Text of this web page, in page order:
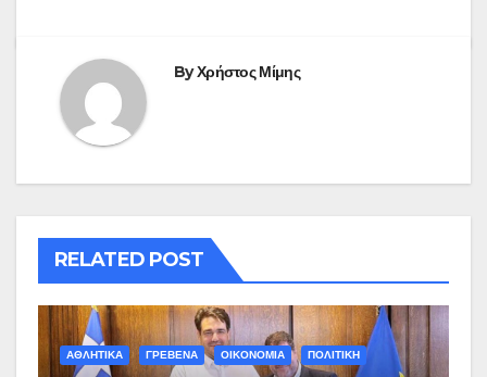
ByΧρήστος Μίμης
RELATED POST
ΑΘΛΗΤΙΚΑ ΓΡΕΒΕΝΑ ΟΙΚΟΝΟΜΙΑ ΠΟΛΙΤΙΚΗ